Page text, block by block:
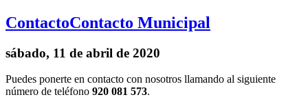
ContactoContacto Municipal
sábado, 11 de abril de 2020
Puedes ponerte en contacto con nosotros llamando al siguiente
número de teléfono 920 081 573.